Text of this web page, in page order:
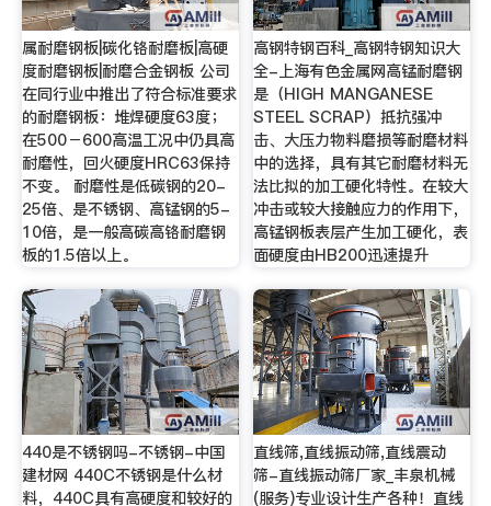
属耐磨钢板|碳化铬耐磨板|高硬
度耐磨钢板|耐磨合金钢板 公司
在同行业中推出了符合标准要求
的耐磨钢板：堆焊硬度63度；
在500－600高温工况中仍具高
耐磨性，回火硬度HRC63保持
不变。 耐磨性是低碳钢的20-
25倍、是不锈钢、高锰钢的5-
10倍，是一般高碳高铬耐磨钢
板的1.5倍以上。
高钢特钢百科_高钢特钢知识大
全-上海有色金属网高锰耐磨钢
是（HIGH MANGANESE
STEEL SCRAP）抵抗强冲
击、大压力物料磨损等耐磨材料
中的选择，具有其它耐磨材料无
法比拟的加工硬化特性。在较大
冲击或较大接触应力的作用下，
高锰钢板表层产生加工硬化，表
面硬度由HB200迅速提升
440是不锈钢吗-不锈钢-中国
建材网 440C不锈钢是什么材
料，440C具有高硬度和较好的
直线筛,直线振动筛,直线震动
筛-直线振动筛厂家_丰泉机械
(服务)专业设计生产各种！直线